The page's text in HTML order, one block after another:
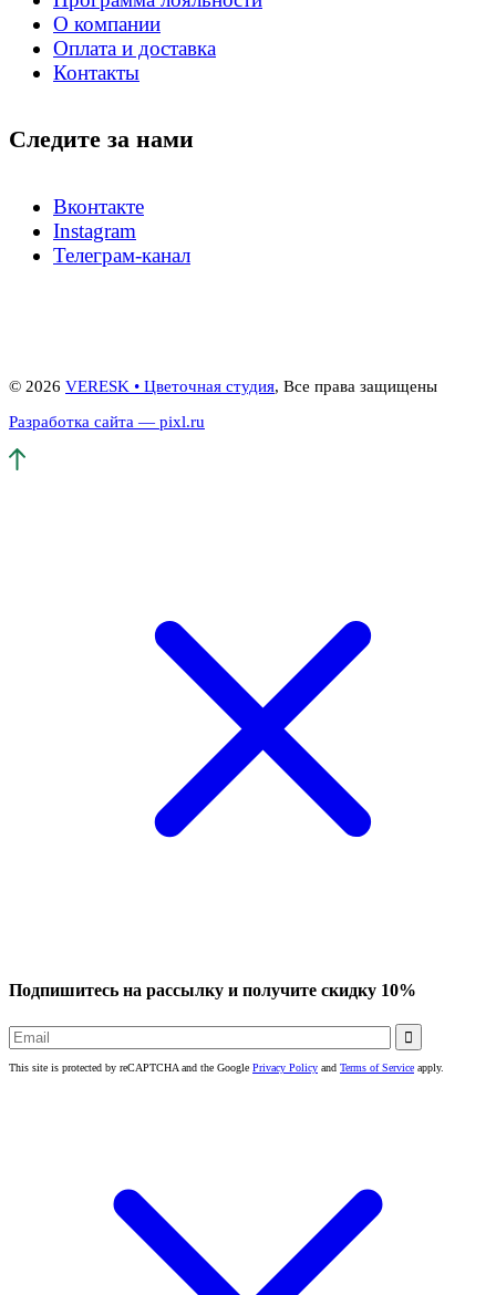
О компании
Оплата и доставка
Контакты
Следите за нами
Вконтакте
Instagram
Телеграм-канал
© 2026 VERESK • Цветочная студия, Все права защищены
Разработка сайта — pixl.ru
Подпишитесь на рассылку и получите скидку 10%

This site is protected by reCAPTCHA and the Google Privacy Policy and Terms of Service apply.